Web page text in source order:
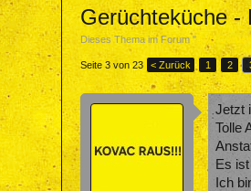
Gerüchteküche -
Dieses Thema im Forum "BVB
Seite 3 von 23 < Zurück 1 2
Jetzt
Tolle
Es
Ich